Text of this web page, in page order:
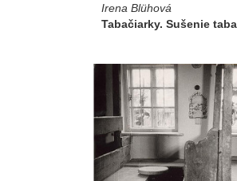
Irena Blühová
Tabačiarky. Sušenie